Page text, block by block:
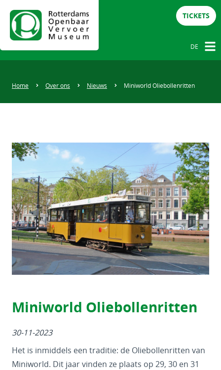
TICKETS
DE
Home Over ons Nieuws Miniworld Oliebollenritten
Miniworld Oliebollenritten
30-11-2023
Het is inmiddels een traditie: de Oliebollenritten van
Miniworld. Dit jaar vinden ze plaats op 29, 30 en 31